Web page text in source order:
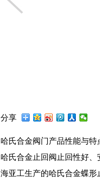
分享
哈氏合金阀门产品性能与特
哈氏合金止回阀止回性好
海亚工生产的哈氏合金蝶